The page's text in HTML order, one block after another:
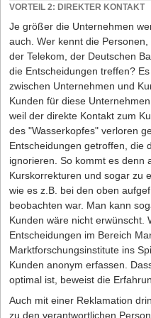
auf zehntausende Euro. Wenn
nicht plausibel ermitteln
heutige Kundenwert
schäftsbeziehung.
Der ROC ermittelt die
Vergleicht man die Kosten für
Beschwerde mit dem dafür
strukturell), stellt sich schnell
ein. Eine Studie zeigt, dass
Beschwerden der Vermeidung
Prozent Anregungen für
Prozent auf mögliche
lassen sich manche
Designänderungen,
oder Gebrauchsanleitungen
Gelingt es Ihnen aber,
unterscheiden, können sie
VORTEIL 2: DIREKTER KONTAKT
Je größer die Unternehmen
auch. Wer kennt die
der Telekom, der Deutschen
die Entscheidungen treffen?
zwischen Unternehmen und
Kunden für diese
weil der direkte Kontakt zum
des "Wasserkopfes" verloren
Entscheidungen getroffen, die
ignorieren. So kommt es denn
Kurskorrekturen und sogar zu
wie es z.B. bei den oben
beobachten war. Man kann
Kunden wäre nicht erwünscht.
Entscheidungen im Bereich
Marktforschungsinstitute ins
Kunden anonym erfassen.
optimal ist, beweist die
Auch mit einer Reklamation
zu den verantwortlichen